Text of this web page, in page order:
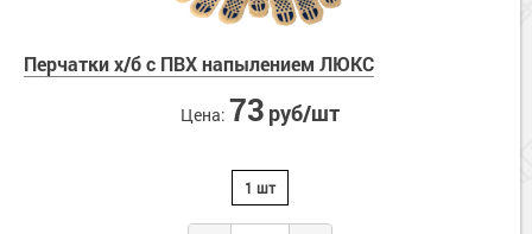
Перчатки х/б с ПВХ напылением ЛЮКС
Цена: 73 руб/шт
1 шт